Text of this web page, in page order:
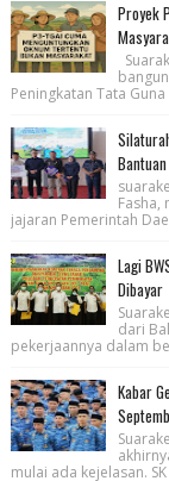
Proyek
Peningkatan Tata
Fasha,
jajaran Pemerintah
Lagi
Dibayar
dari
pekerjaannya dalam
Kabar
mulai ada kejelasan.